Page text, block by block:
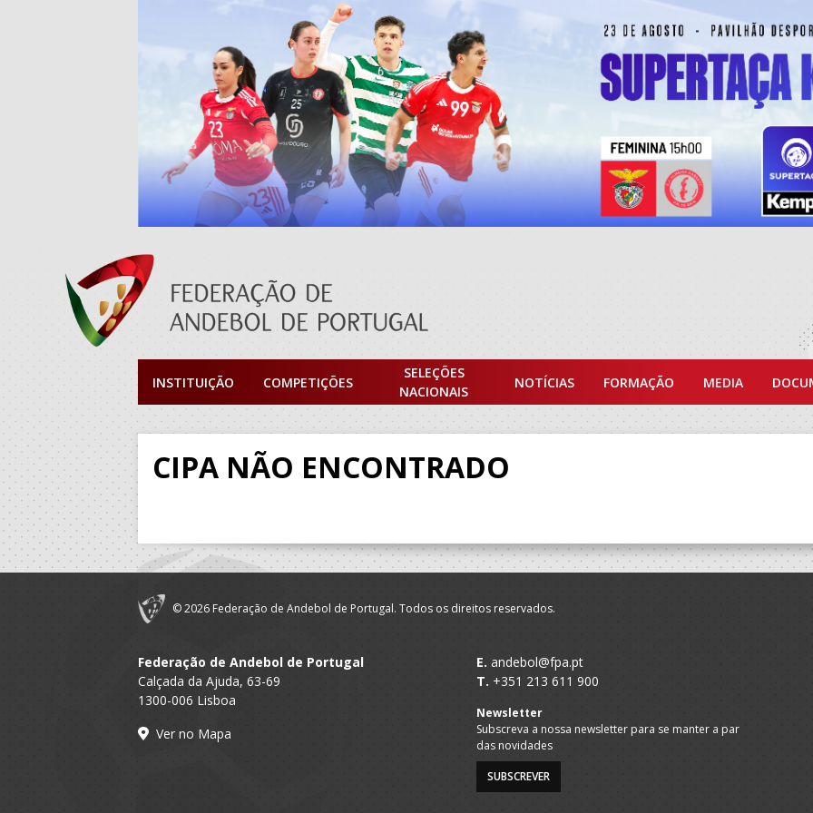
INSTITUIÇÃO COMPETIÇÕES
SELEÇÕES
NACIONAIS
NOTÍCIAS FORMAÇÃO MEDIA
CIPA NÃO ENCONTRADO
© 2026 Federação de Andebol de Portugal. Todos os direitos reservados.
Federação de Andebol de Portugal
Calçada da Ajuda, 63-69
1300-006 Lisboa
Ver no Mapa
E. andebol@fpa.pt
T. +351 213 611 900
Newsletter
Subscreva a nossa newsletter para se manter a par
das novidades
SUBSCREVER